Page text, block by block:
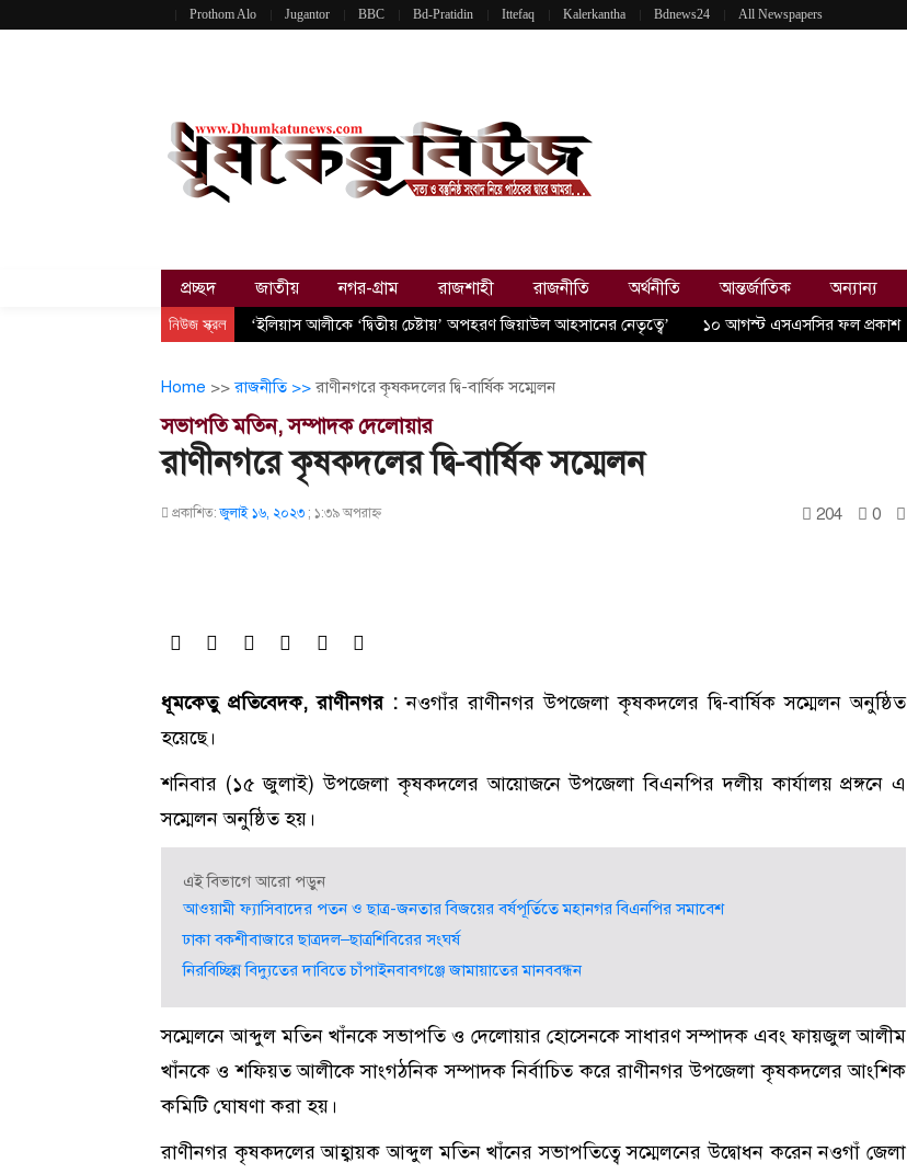
Prothom Alo Jugantor BBC Bd-Pratidin Ittefaq Kalerkantha Bdnews24 All Newspapers
প্রচ্ছদ জাতীয় নগর-গ্রাম রাজশাহী রাজনীতি অর্থনীতি আন্তর্জাতিক অন্যান্য
নিউজ স্ক্রল ‘ইলিয়াস আলীকে ‘দ্বিতীয় চেষ্টায়’ অপহরণ জিয়াউল আহসানের নেতৃত্বে’ ১০ আগস্ট এসএসসির ফল প্রকাশ
Home >>রাজনীতি >> রাণীনগরে কৃষকদলের দ্বি-বার্ষিক সম্মেলন
সভাপতি মতিন, সম্পাদক দেলোয়ার
রাণীনগরে কৃষকদলের দ্বি-বার্ষিক সম্মেলন
প্রকাশিত:জুলাই ১৬, ২০২৩ ; ১:৩৯ অপরাহ্ণ 204 0
ধূমকেতু প্রতিবেদক, রাণীনগর : নওগাঁর রাণীনগর উপজেলা কৃষকদলের দ্বি-বার্ষিক সম্মেলন অনুষ্ঠিত
হয়েছে।
শনিবার (১৫ জুলাই) উপজেলা কৃষকদলের আয়োজনে উপজেলা বিএনপির দলীয় কার্যালয় প্রঙ্গনে এ
সম্মেলন অনুষ্ঠিত হয়।
এই বিভাগে আরো পড়ুন
আওয়ামী ফ্যাসিবাদের পতন ও ছাত্র-জনতার বিজয়ের বর্ষপূর্তিতে মহানগর বিএনপির সমাবেশ
ঢাকা বকশীবাজারে ছাত্রদল–ছাত্রশিবিরের সংঘর্ষ
নিরবিচ্ছিন্ন বিদ্যুতের দাবিতে চাঁপাইনবাবগঞ্জে জামায়াতের মানববন্ধন
সম্মেলনে আব্দুল মতিন খাঁনকে সভাপতি ও দেলোয়ার হোসেনকে সাধারণ সম্পাদক এবং ফায়জুল আলীম
খাঁনকে ও শফিয়ত আলীকে সাংগঠনিক সম্পাদক নির্বাচিত করে রাণীনগর উপজেলা কৃষকদলের আংশিক
কমিটি ঘোষণা করা হয়।
রাণীনগর কৃষকদলের আহ্বায়ক আব্দুল মতিন খাঁনের সভাপতিত্বে সম্মেলনের উদ্বোধন করেন নওগাঁ জেলা